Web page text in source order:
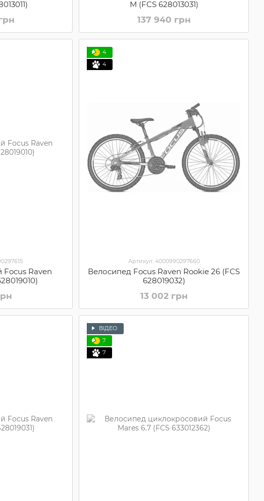
М (FCS 628013031)
137 940 грн
Focus Raven
4
4
Артикул: 4000990297660
Велосипед Focus Raven Rookie 26 (FCS
628019032)
13 002 грн
ВІДЕО
7
7